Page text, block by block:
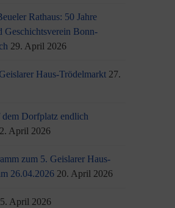
Rathaus: 50 Jahre
Geschichtsverein Bonn-
29. April 2026
Haus-Trödelmarkt 27.
dem Dorfplatz endlich
April 2026
zum 5. Geislarer Haus-
26.04.2026 20. April 2026
5. April 2026